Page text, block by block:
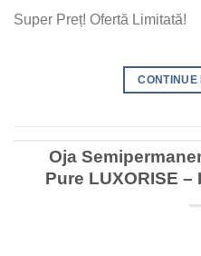
Super Preț! Ofertă Limitată!
CONTINUE
Oja
Pure LUXORISE